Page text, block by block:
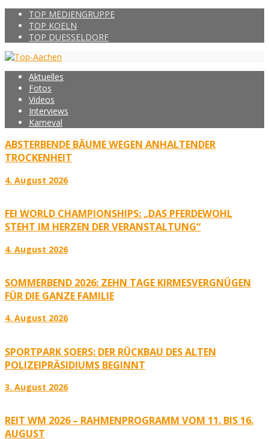
TOP MEDIENGRUPPE
TOP KOELN
TOP DUESSELDORF
Aktuelles
Fotos
Videos
Interviews
Karneval
ABSTERBENDE BÄUME WEGEN ANHALTENDER
TROCKENHEIT
4. August 2026
FEI WORLD CHAMPIONSHIPS: „DAS PFERDEWOHL
STEHT IM HERZEN DER VERANSTALTUNG“
4. August 2026
SOMMERBEND 2026: ZEHN TAGE KIRMESVERGNÜGEN
FÜR DIE GANZE FAMILIE
4. August 2026
SPORTPARK SOERS: DER RÜCKBAU DES ALTEN
POLIZEIPRÄSIDIUMS BEGINNT
3. August 2026
REIT WM 2026 – RAHMENPROGRAMM VOM 11. BIS 16.
AUGUST